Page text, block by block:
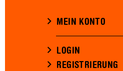
MEIN KONTO
LOGIN
REGISTRIERUNG